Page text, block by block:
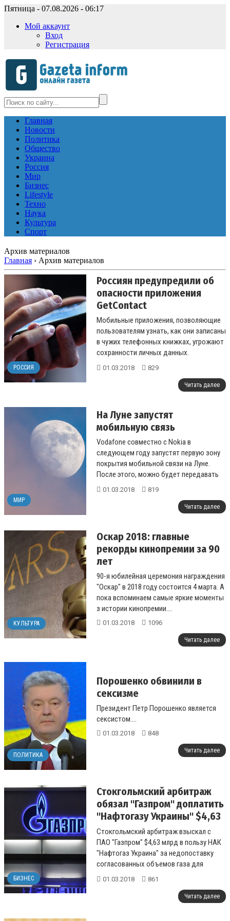
Пятница - 07.08.2026 - 06:17
Мой аккаунт
Вход
Регистрация
Главная
Новости
Политика
Общество
Украина
Россия
Мир
Бизнес
Lifestyle
Техно
Наука
Культура
Спорт
Архив материалов
Главная › Архив материалов
РОССИЯ
Россиян предупредили об
опасности приложения
GetContact
Мобильные приложения, позволяющие
пользователям узнать, как они записаны
в чужих телефонных книжках, угрожают
сохранности личных данных.
... 01.03.2018 829
Читать далее
МИР
На Луне запустят
мобильную связь
Vodafone совместно с Nokia в
следующем году запустят первую зону
покрытия мобильной связи на Луне.
После этого, можно будет передавать
информацию высокой четкости на
01.03.2018 819
Читать далее
КУЛЬТУРА
Оскар 2018: главные
рекорды кинопремии за 90
лет
90-я юбилейная церемония награждения
"Оскар" в 2018 году состоится 4 марта. А
пока вспоминаем самые яркие моменты
з истории кинопремии....
01.03.2018 1096
Читать далее
ПОЛИТИКА
Порошенко обвинили в
сексизме
Президент Петр Порошенко является
сексистом....
01.03.2018 848
Читать далее
БИЗНЕС
Стокгольмский арбитраж
обязал "Газпром" доплатить
"Нафтогазу Украины" $4,63
млрд
Стокгольмский арбитраж взыскал с
ПАО "Газпром" $4,63 млрд в пользу НАК
"Нафтогаз Украина" за недопоставку
согласованных объемов газа для
транзита....
01.03.2018 861
Читать далее